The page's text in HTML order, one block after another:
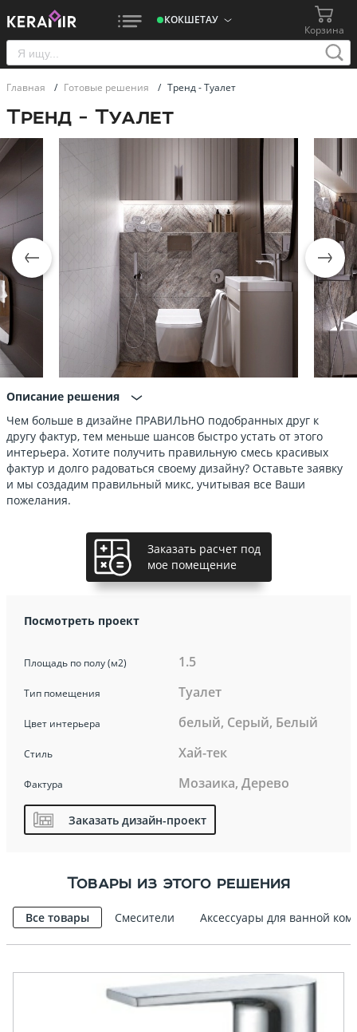
КОКШЕТАУ
Корзина
Главная / Готовые решения / Тренд - Туалет
Тренд - Туалет
Посмотреть проект
Площадь по полу (м2) 1.5
Тип помещения Туалет
Цвет интерьера белый, Серый, Белый
Стиль Хай-тек
Фактура Мозаика, Дерево
Заказать дизайн-проект
Описание решения
Чем больше в дизайне ПРАВИЛЬНО подобранных друг к
другу фактур, тем меньше шансов быстро устать от этого
интерьера. Хотите получить правильную смесь красивых
фактур и долго радоваться своему дизайну? Оставьте заявку
и мы создадим правильный микс, учитывая все Ваши
пожелания.
Заказать расчет под
мое помещение
Товары из этого решения
Все товары Смесители Аксессуары для ванной